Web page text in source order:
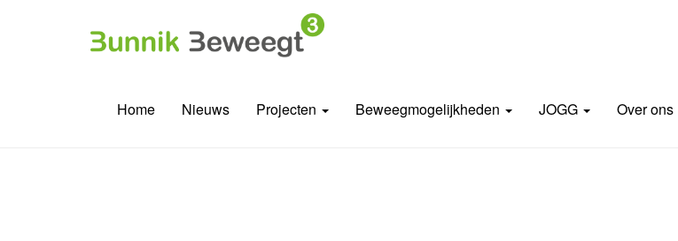
Home Nieuws Projecten Beweegmogelijkheden JOGG Over ons